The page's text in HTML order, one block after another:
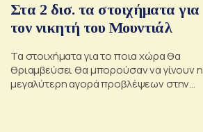
Στα 2 δισ. τα στοιχήματα για
τον νικητή του Μουντιάλ
Τα στοιχήματα για το ποια χώρα θα
θριαμβεύσει θα μπορούσαν να γίνουν η
μεγαλύτερη αγορά προβλέψεων στην